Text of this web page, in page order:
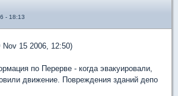
- 18:13
15 2006, 12:50)
по Перерве - когда эвакуировали,
движение. Повреждения зданий депо